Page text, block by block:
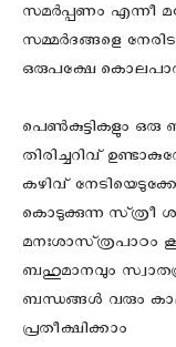
സമർപ്പണം എന്നീ
സമ്മർദങ്ങളെ
ഒരുപക്ഷേ
പെൺകുട്ടികളും
തിരിച്ചറിവ്‌
കഴിവ്‌
കൊടുക്കുന്ന
മനഃശാസ്‌ത്രപാഠം
ബഹുമാനവും
ബന്ധങ്ങൾ വരും
പ്രതീക്ഷിക്കാം